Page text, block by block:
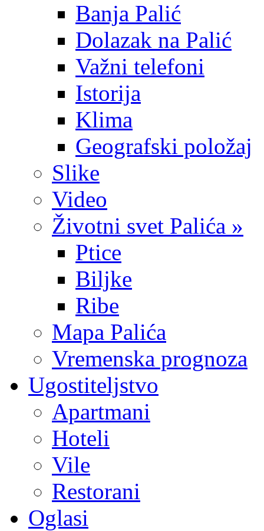
Banja Palić
Dolazak na Palić
Važni telefoni
Istorija
Klima
Geografski položaj
Slike
Video
Životni svet Palića »
Ptice
Biljke
Ribe
Mapa Palića
Vremenska prognoza
Ugostiteljstvo
Apartmani
Hoteli
Vile
Restorani
Oglasi